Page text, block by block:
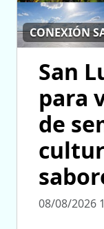
CONEXIÓN
San
para
de
08/08/2026